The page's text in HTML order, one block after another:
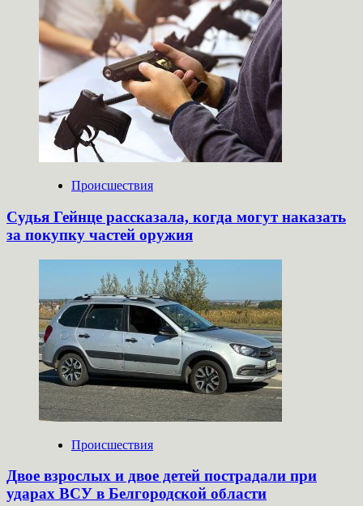
Происшествия
Судья Гейнце рассказала, когда могут наказать
за покупку частей оружия
Происшествия
Двое взрослых и двое детей пострадали при
ударах ВСУ в Белгородской области